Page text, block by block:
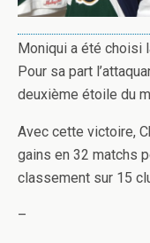
Moniqui a été choisi
Pour sa part
deuxième étoile du
Avec cette victoire,
gains en 32 matchs
classement sur 15
–